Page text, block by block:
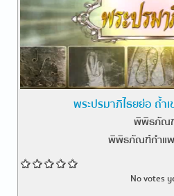
พระปรมาภิไธยย่อ ถ้ำ
พิพิธภัณ
พิพิธภัณฑ์กำแพ
No votes